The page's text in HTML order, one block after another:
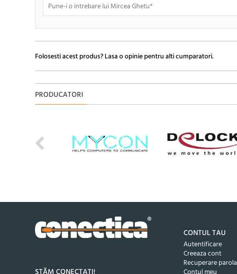
Doresc sa fiu anuntat pe e-mail cand apar noi comentarii
Folosesti acest produs? Lasa o opinie pentru alti cumparatori.
PRODUCATORI
CONTUL TAU
Autentificare
Creeaza cont
Recuperare parola